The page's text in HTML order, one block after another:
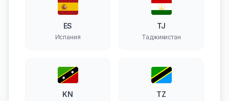
ES
Испания
TJ
Таджикистан
KN TZ